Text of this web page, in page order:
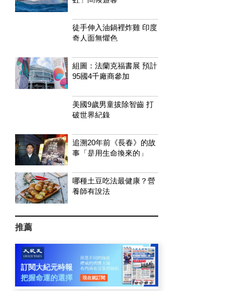
徒手伸入油鍋裡炸雞 印度
奇人面無懼色
組圖：法蘭克福書展 預計
95國4千廠商參加
美國9歲男童拔除智齒 打
破世界紀錄
追溯20年前《長春》的故
事「是用生命換來的」
哪種土豆吃法最健康？營
養師有說法
推薦